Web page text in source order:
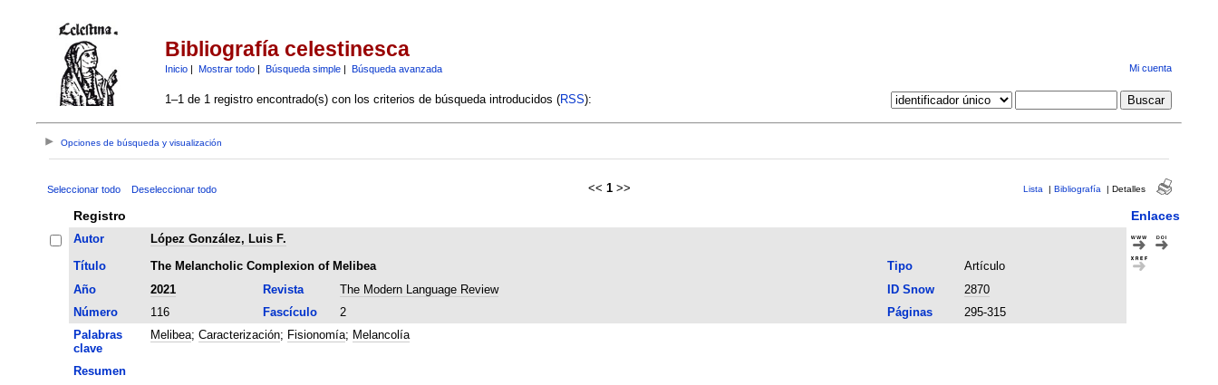
Bibliografía celestinesca
Inicio| Mostrar todo| Búsqueda simple| Búsqueda avanzada Mi cuenta
1–1 de 1 registro encontrado(s) con los criterios de búsqueda introducidos (RSS):
Opciones de búsqueda y visualización
Seleccionar todo Deseleccionar todo << 1 >> Lista | Bibliografía | Detalles
Registro Enlaces
Autor
López González, Luis F.
Título
The Melancholic Complexion of Melibea Tipo
Artículo
Año
2021 Revista The Modern Language Review ID Snow
2870
Número
116 Fascículo 2 Páginas
295-315
Palabras
clave
Melibea; Caracterización; Fisionomía; Melancolía
Resumen